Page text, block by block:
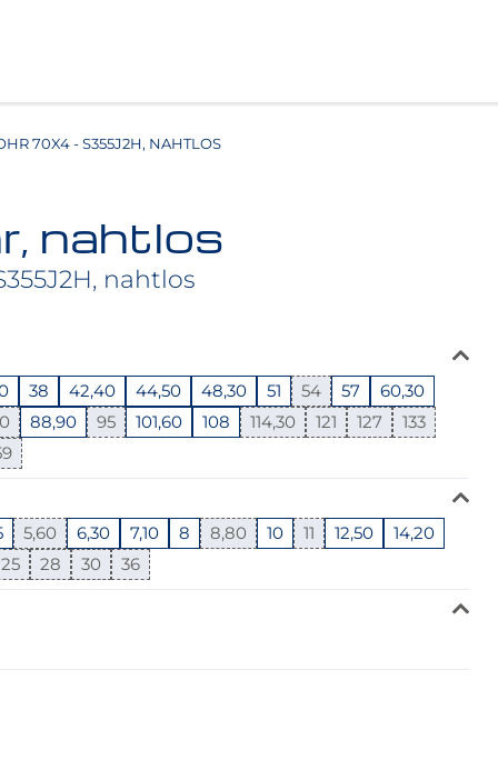
70X4 - S355J2H, NAHTLOS
nahtlos
nahtlos
38 42,40 44,50 48,30 51 54 57
60,30
88,90 95 101,60 108 114,30 121 127
133
5,60 6,30 7,10 8 8,80 10 11 12,50
14,20
25 28 30 36